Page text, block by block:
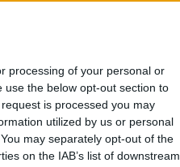
processing of your personal or
the below opt-out section to
is processed you may
utilized by us or personal
may separately opt-out of the
on the IAB’s list of downstream